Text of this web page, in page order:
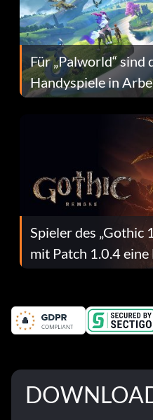
Für „Palworld“
Handyspiele in
dafür.
Spieler des „Gothic
mit Patch 1.0.4 eine
Fehlerbehebungen